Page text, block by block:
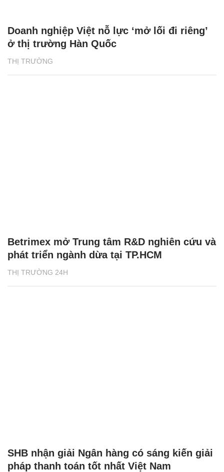
THỊ TRƯỜNG
Doanh nghiệp Việt nỗ lực ‘mở lối đi riêng’
ở thị trường Hàn Quốc
THỊ TRƯỜNG 24H
Betrimex mở Trung tâm R&D nghiên cứu và
phát triển ngành dừa tại TP.HCM
SHB nhận giải Ngân hàng có sáng kiến giải
pháp thanh toán tốt nhất Việt Nam